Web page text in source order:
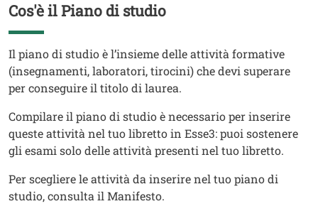
Titolo
Cos'è il Piano di studio
Testo
Il piano di studio è l’insieme delle attività formative
(insegnamenti, laboratori, tirocini) che devi superare
per conseguire il titolo di laurea.
Compilare il piano di studio è necessario per inserire
queste attività nel tuo libretto in Esse3: puoi sostenere
gli esami solo delle attività presenti nel tuo libretto.
Per scegliere le attività da inserire nel tuo piano di
studio, consulta il Manifesto.